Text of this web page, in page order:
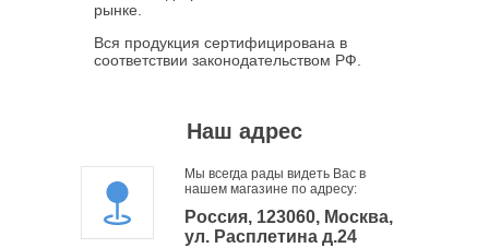
рынке.
Вся продукция сертифицирована в
соответствии законодательством РФ.
Наш адрес
Мы всегда рады видеть Вас в
нашем магазине по адресу:
Россия, 123060, Москва,
ул. Расплетина д.24